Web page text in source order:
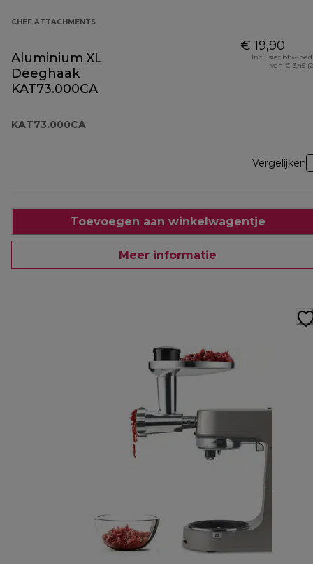
CHEF ATTACHMENTS
Aluminium XL
Deeghaak
KAT73.000CA
KAT73.000CA
€ 19,90
Inclusief btw-
van € 3,45
Vergelijken
Toevoegen aan winkelwagentje
Meer informatie